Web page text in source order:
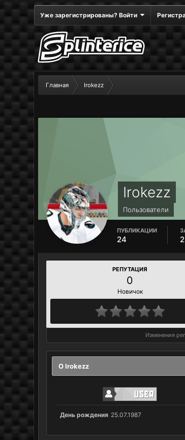
Уже зарегистрированы? Войти
Главная Irokezz
Irokezz
Пользователи
ПУБЛИКАЦИИ
24
РЕПУТАЦИЯ
0
Новичок
Изменения
О Irokezz
День рождения 25.07.1987